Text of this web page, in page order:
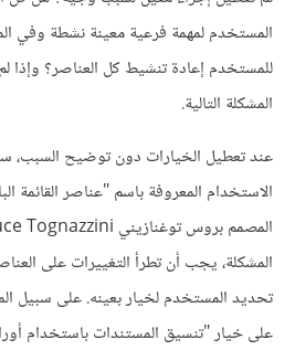
المستخدم لمهمة فرعية معينة نشطة وفي
للمستخدم إعادة تنشيط كل العناصر؟ وإذا
المشكلة التالية.
عند تعطيل الخيارات دون توضيح السبب،
الاستخدام المعروفة باسم "عناصر القائمة
المشكلة، يجب أن تطرأ التغييرات على
تحديد المستخدم لخيار بعينه. على سبيل
على خيار "تنسيق المستندات باستخدام